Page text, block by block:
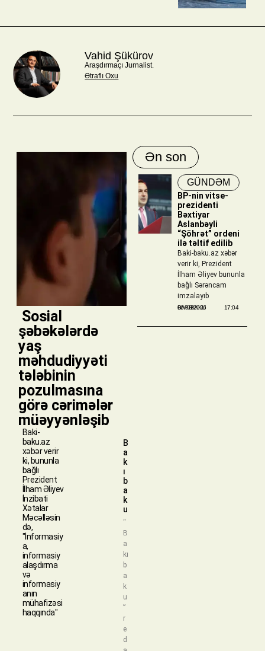
Vahid Şükürov
Araşdırmaçı Jurnalist.
Ətraflı Oxu
​ Sosial
şəbəkələrdə
yaş
məhdudiyyəti
tələbinin
pozulmasına
görə cərimələr
müəyyənləşib
Baki-
baku.az
xəbər verir
ki, bununla
bağlı
Prezident
İlham Əliyev
İnzibati
Xətalar
Məcəlləsin
də,
"İnformasiy
a,
informasiy
alaşdırma
və
informasiy
anın
mühafizəsi
haqqında"
B
a
k
ı
b
a
k
u
“
B
a
kı
b
a
k
u
”
r
e
d
Ən son
GÜNDƏM
BP-nin vitse-
prezidenti
Bəxtiyar
Aslanbəyli
“Şöhrət” ordeni
ilə təltif edilib
Baki-baku.az xəbər
verir ki, Prezident
İlham Əliyev bununla
bağlı Sərəncam
imzalayıb
BAKIBAKU
06/08/2026 17:04